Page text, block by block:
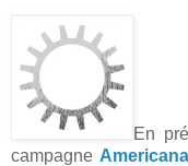
En
campagne Americana